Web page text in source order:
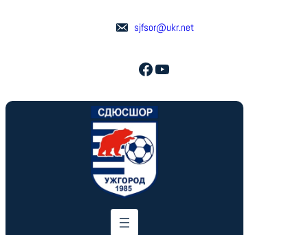
sjfsor@ukr.net
Facebook YouTube